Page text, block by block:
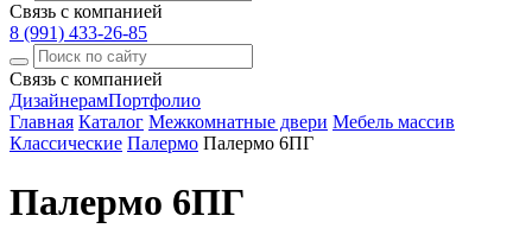
Связь с компанией
8 (991) 433-26-85
Связь с компанией
ДизайнерамПортфолио
Главная Каталог Межкомнатные двери Мебель массив
Классические Палермо Палермо 6ПГ
Палермо 6ПГ